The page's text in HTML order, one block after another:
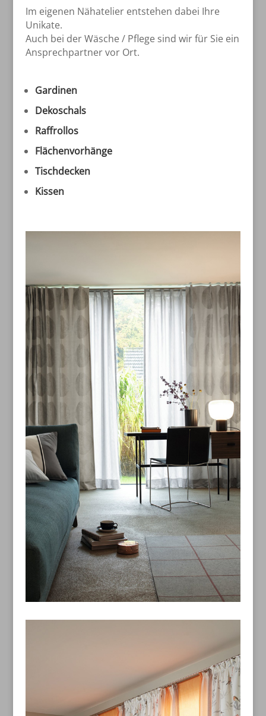
Im eigenen Nähatelier entstehen dabei Ihre
Unikate.
Auch bei der Wäsche / Pflege sind wir für Sie ein
Ansprechpartner vor Ort.
Gardinen
Dekoschals
Raffrollos
Flächenvorhänge
Tischdecken
Kissen